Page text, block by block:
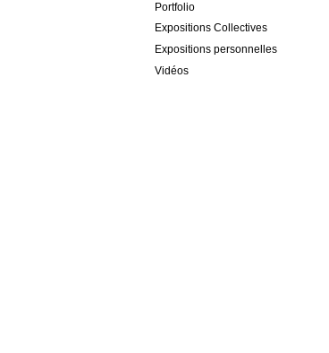
Portfolio
Expositions Collectives
Expositions personnelles
Vidéos